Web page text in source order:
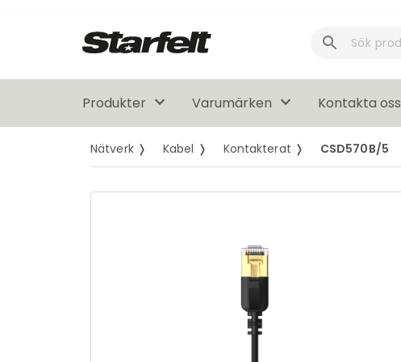
Produkter keyboard_arrow_down Varumärken keyboard_arrow_down Kontakta oss
Nätverk ❭ Kabel ❭ Kontakterat ❭ CSD570B/5